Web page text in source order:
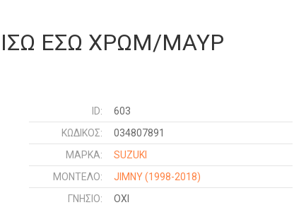
ΕΣΩ ΧΡΩΜ/ΜΑΥΡ
ID:
603
ΚΩΔΙΚΌΣ:
034807891
ΜΑΡΚΑ:
SUZUKI
ΜΟΝΤΕΛΟ:
JIMNY (1998-2018)
ΓΝΉΣΙΟ:
ΟΧΙ